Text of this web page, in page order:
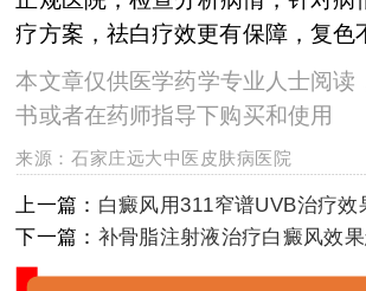
疗方案，祛白疗效更有保障，复色
本文章仅供医学药学专业人士阅读
书或者在药师指导下购买和使用
来源：石家庄远大中医皮肤病医院
上一篇： 白癜风用311窄谱UVB治疗效
下一篇： 补骨脂注射液治疗白癜风效